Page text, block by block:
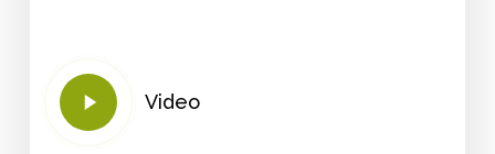
Play
Video
Video